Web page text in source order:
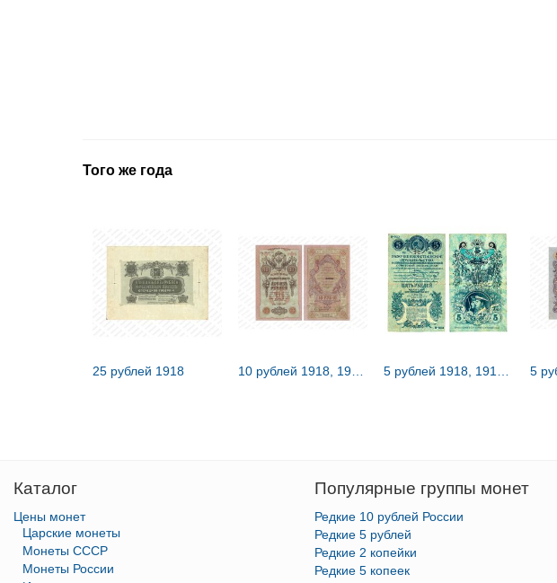
Того же года
25 рублей 1918
Каталог
Цены монет
Царские монеты
Монеты СССР
Монеты России
Популярные группы монет
Редкие 10 рублей России
Редкие 5 рублей
Редкие 2 копейки
Редкие 5 копеек